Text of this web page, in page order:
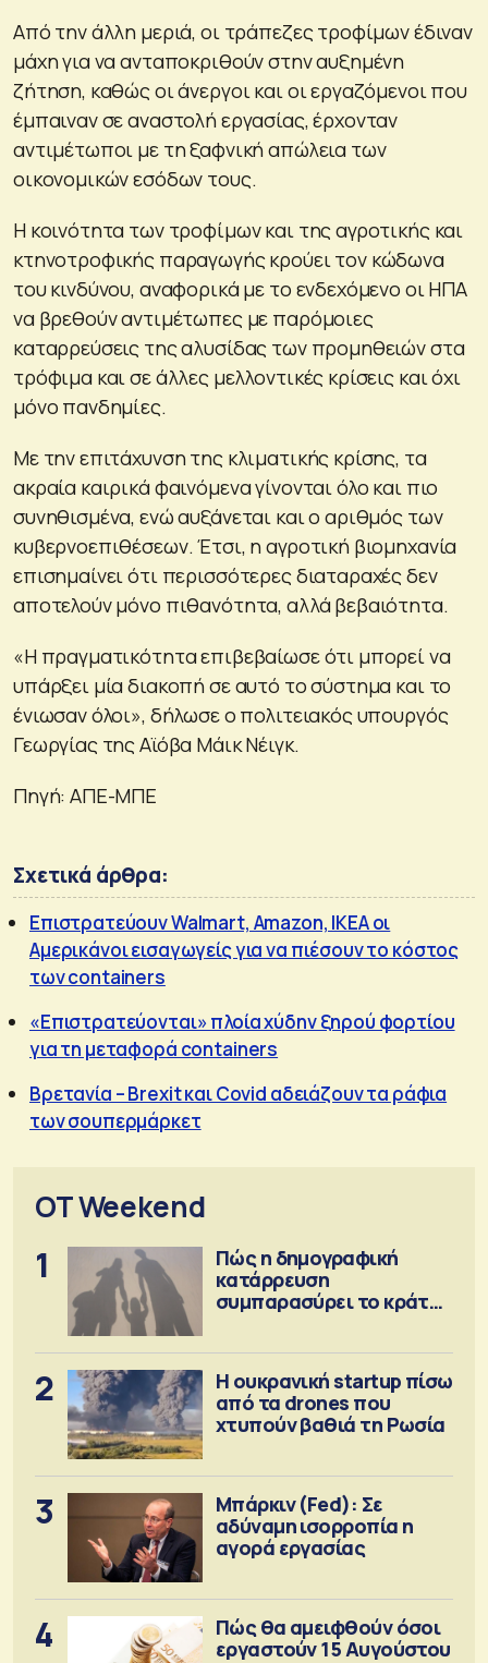
Από την άλλη μεριά, οι τράπεζες τροφίμων έδιναν
μάχη για να ανταποκριθούν στην αυξημένη
ζήτηση, καθώς οι άνεργοι και οι εργαζόμενοι που
έμπαιναν σε αναστολή εργασίας, έρχονταν
αντιμέτωποι με τη ξαφνική απώλεια των
οικονομικών εσόδων τους.
Η κοινότητα των τροφίμων και της αγροτικής και
κτηνοτροφικής παραγωγής κρούει τον κώδωνα
του κινδύνου, αναφορικά με το ενδεχόμενο οι ΗΠΑ
να βρεθούν αντιμέτωπες με παρόμοιες
καταρρεύσεις της αλυσίδας των προμηθειών στα
τρόφιμα και σε άλλες μελλοντικές κρίσεις και όχι
μόνο πανδημίες.
Με την επιτάχυνση της κλιματικής κρίσης, τα
ακραία καιρικά φαινόμενα γίνονται όλο και πιο
συνηθισμένα, ενώ αυξάνεται και ο αριθμός των
κυβερνοεπιθέσεων. Έτσι, η αγροτική βιομηχανία
επισημαίνει ότι περισσότερες διαταραχές δεν
αποτελούν μόνο πιθανότητα, αλλά βεβαιότητα.
«Η πραγματικότητα επιβεβαίωσε ότι μπορεί να
υπάρξει μία διακοπή σε αυτό το σύστημα και το
ένιωσαν όλοι», δήλωσε ο πολιτειακός υπουργός
Γεωργίας της Αϊόβα Μάικ Νέιγκ.
Πηγή: ΑΠΕ-ΜΠΕ
Σχετικά άρθρα:
Επιστρατεύουν Walmart, Amazon, IKEA οι
Αμερικάνοι εισαγωγείς για να πιέσουν το κόστος
των containers
«Επιστρατεύονται» πλοία χύδην ξηρού φορτίου
για τη μεταφορά containers
Βρετανία – Brexit και Covid αδειάζουν τα ράφια
των σουπερμάρκετ
OT Weekend
1
Πώς η δημογραφική
κατάρρευση
συμπαρασύρει το κράτος
2
Η ουκρανική startup πίσω
από τα drones που
χτυπούν βαθιά τη Ρωσία
3
Μπάρκιν (Fed): Σε
αδύναμη ισορροπία η
αγορά εργασίας
4
Πώς θα αμειφθούν όσοι
εργαστούν 15 Αυγούστου